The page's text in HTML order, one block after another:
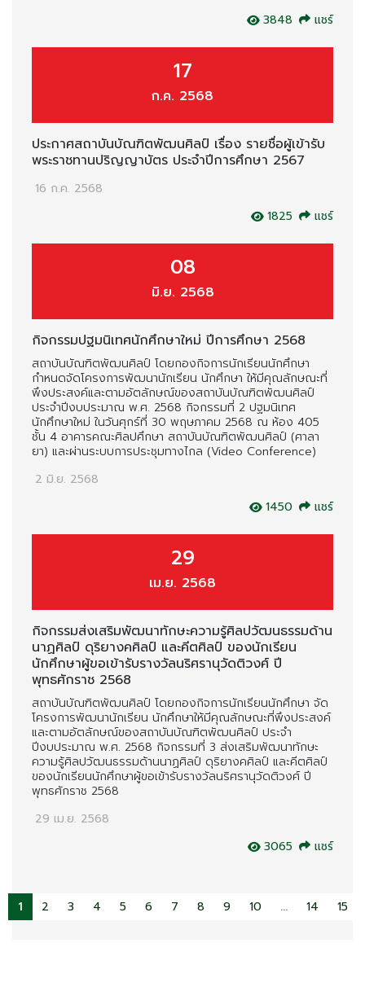
3848
แชร์
17
ก.ค. 2568
ประกาศสถาบันบัณฑิตพัฒนศิลป์ เรื่อง รายชื่อผู้เข้ารับ
พระราชทานปริญญาบัตร ประจำปีการศึกษา 2567
16 ก.ค. 2568
1825
แชร์
08
มิ.ย. 2568
กิจกรรมปฐมนิเทศนักศึกษาใหม่ ปีการศึกษา 2568
สถาบันบัณฑิตพัฒนศิลป์ โดยกองกิจการนักเรียนนักศึกษา
กำหนดจัดโครงการพัฒนานักเรียน นักศึกษา ให้มีคุณลักษณะที่
พึงประสงค์และตามอัตลักษณ์ของสถาบันบัณฑิตพัฒนศิลป์
ประจำปีงบประมาณ พ.ศ. 2568 กิจกรรมที่ 2 ปฐมนิเทศ
นักศึกษาใหม่ ในวันศุกร์ที่ 30 พฤษภาคม 2568 ณ ห้อง 405
ชั้น 4 อาคารคณะศิลปศึกษา สถาบันบัณฑิตพัฒนศิลป์ (ศาลา
ยา) และผ่านระบบการประชุมทางไกล (Video Conference)
2 มิ.ย. 2568
1450
แชร์
29
เม.ย. 2568
กิจกรรมส่งเสริมพัฒนาทักษะความรู้ศิลปวัฒนธรรมด้าน
นาฏศิลป์ ดุริยางคศิลป์ และคีตศิลป์ ของนักเรียน
นักศึกษาผู้ขอเข้ารับรางวัลนริศรานุวัดติวงศ์ ปี
พุทธศักราช 2568
สถาบันบัณฑิตพัฒนศิลป์ โดยกองกิจการนักเรียนนักศึกษา จัด
โครงการพัฒนานักเรียน นักศึกษาให้มีคุณลักษณะที่พึงประสงค์
และตามอัตลักษณ์ของสถาบันบัณฑิตพัฒนศิลป์ ประจำ
ปีงบประมาณ พ.ศ. 2568 กิจกรรมที่ 3 ส่งเสริมพัฒนาทักษะ
ความรู้ศิลปวัฒนธรรมด้านนาฏศิลป์ ดุริยางคศิลป์ และคีตศิลป์
ของนักเรียนนักศึกษาผู้ขอเข้ารับรางวัลนริศรานุวัดติวงศ์ ปี
พุทธศักราช 2568
29 เม.ย. 2568
3065
แชร์
1 2 3 4 5 6 7 8 9 10 ... 14 15